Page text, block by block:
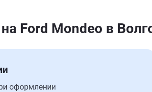
Ford Mondeo в
оформлении